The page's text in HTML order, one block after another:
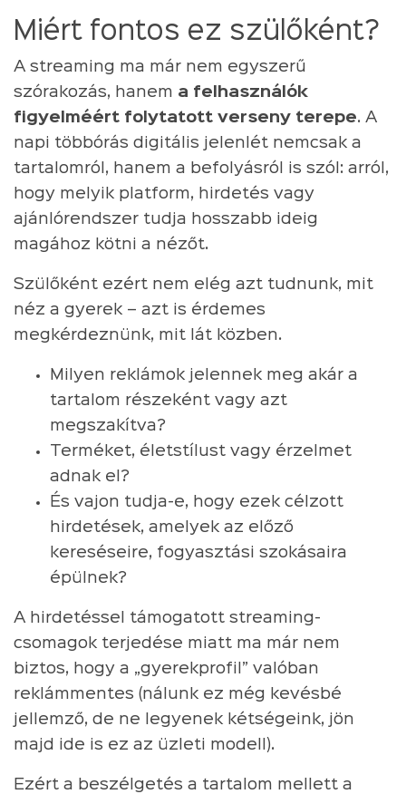
Miért fontos ez szülőként?
A streaming ma már nem egyszerű
szórakozás, hanem a felhasználók
figyelméért folytatott verseny terepe. A
napi többórás digitális jelenlét nemcsak a
tartalomról, hanem a befolyásról is szól: arról,
hogy melyik platform, hirdetés vagy
ajánlórendszer tudja hosszabb ideig
magához kötni a nézőt.
Szülőként ezért nem elég azt tudnunk, mit
néz a gyerek – azt is érdemes
megkérdeznünk, mit lát közben.
Milyen reklámok jelennek meg akár a
tartalom részeként vagy azt
megszakítva?
Terméket, életstílust vagy érzelmet
adnak el?
És vajon tudja-e, hogy ezek célzott
hirdetések, amelyek az előző
kereséseire, fogyasztási szokásaira
épülnek?
A hirdetéssel támogatott streaming-
csomagok terjedése miatt ma már nem
biztos, hogy a „gyerekprofil” valóban
reklámmentes (nálunk ez még kevésbé
jellemző, de ne legyenek kétségeink, jön
majd ide is ez az üzleti modell).
Ezért a beszélgetés a tartalom mellett a